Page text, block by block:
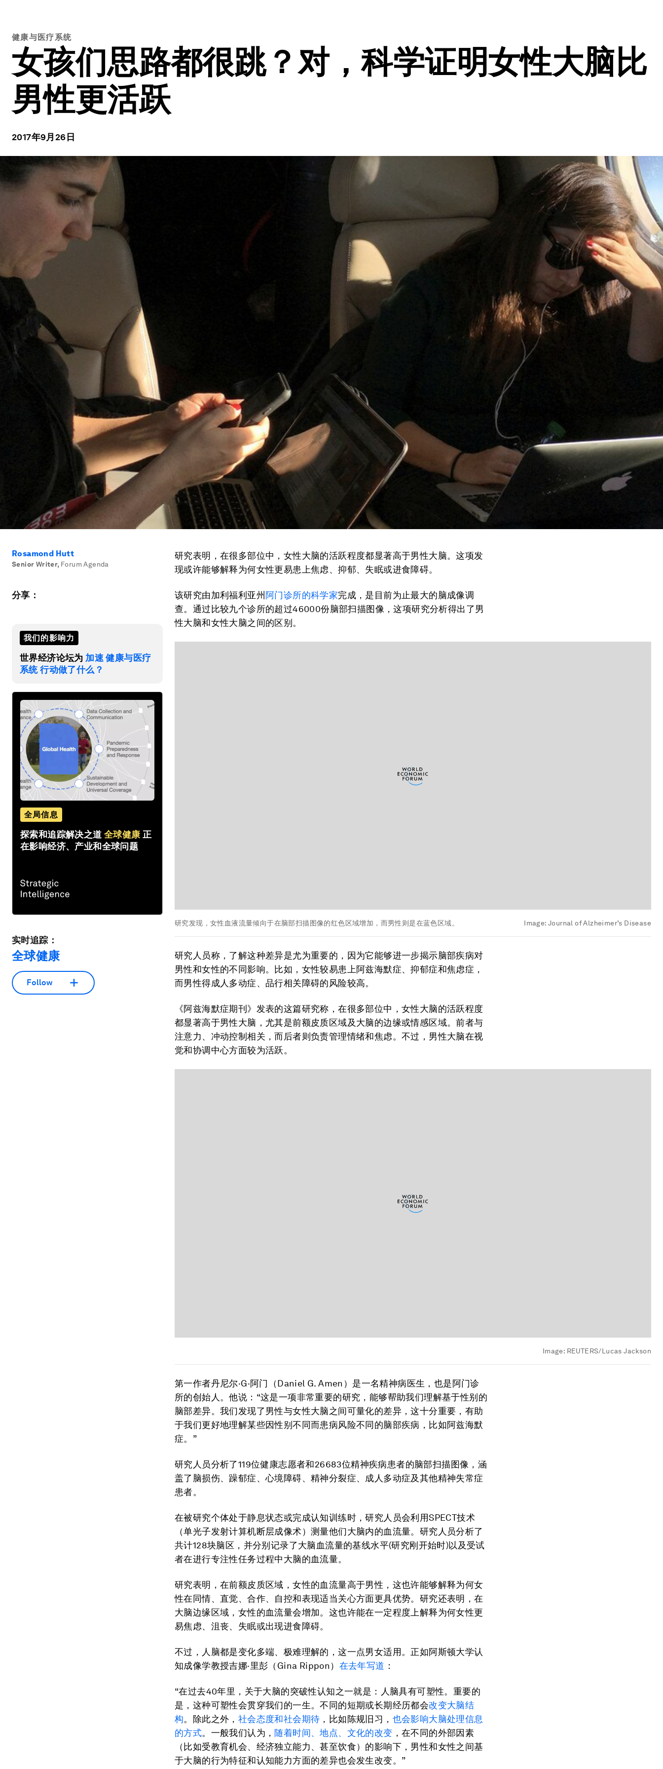
健康与医疗系统
女孩们思路都很跳？对，科学证明女性大脑比
男性更活跃
2017年9月26日
Rosamond Hutt
Senior Writer, Forum Agenda
分享：
我们的影响力
世界经济论坛为 加速 健康与医疗
系统 行动做了什么？
全局信息
探索和追踪解决之道 全球健康 正
在影响经济、产业和全球问题
实时追踪：
全球健康
Follow
研究表明，在很多部位中，女性大脑的活跃程度都显著高于男性大脑。这项发
现或许能够解释为何女性更易患上焦虑、抑郁、失眠或进食障碍。
该研究由加利福利亚州 阿门诊所的科学家完成，是目前为止最大的脑成像调
查。通过比较九个诊所的超过46000份脑部扫描图像，这项研究分析得出了男
性大脑和女性大脑之间的区别。
研究发现，女性血液流量倾向于在脑部扫描图像的红色区域增加，而男性则是在蓝色区域。 Image: Journal of Alzheimer’s Disease
研究人员称，了解这种差异是尤为重要的，因为它能够进一步揭示脑部疾病对
男性和女性的不同影响。比如，女性较易患上阿兹海默症、抑郁症和焦虑症，
而男性得成人多动症、品行相关障碍的风险较高。
《阿兹海默症期刊》发表的这篇研究称，在很多部位中，女性大脑的活跃程度
都显著高于男性大脑，尤其是前额皮质区域及大脑的边缘或情感区域。前者与
注意力、冲动控制相关，而后者则负责管理情绪和焦虑。不过，男性大脑在视
觉和协调中心方面较为活跃。
Image: REUTERS/Lucas Jackson
第一作者丹尼尔·G·阿门（Daniel G. Amen）是一名精神病医生，也是阿门诊
所的创始人。他说：“这是一项非常重要的研究，能够帮助我们理解基于性别的
脑部差异。我们发现了男性与女性大脑之间可量化的差异，这十分重要，有助
于我们更好地理解某些因性别不同而患病风险不同的脑部疾病，比如阿兹海默
症。”
研究人员分析了119位健康志愿者和26683位精神疾病患者的脑部扫描图像，涵
盖了脑损伤、躁郁症、心境障碍、精神分裂症、成人多动症及其他精神失常症
患者。
在被研究个体处于静息状态或完成认知训练时，研究人员会利用SPECT技术
（单光子发射计算机断层成像术）测量他们大脑内的血流量。研究人员分析了
共计128块脑区，并分别记录了大脑血流量的基线水平(研究刚开始时)以及受试
者在进行专注性任务过程中大脑的血流量。
研究表明，在前额皮质区域，女性的血流量高于男性，这也许能够解释为何女
性在同情、直觉、合作、自控和表现适当关心方面更具优势。研究还表明，在
大脑边缘区域，女性的血流量会增加。这也许能在一定程度上解释为何女性更
易焦虑、沮丧、失眠或出现进食障碍。
不过，人脑都是变化多端、极难理解的，这一点男女适用。正如阿斯顿大学认
知成像学教授吉娜·里彭（Gina Rippon） 在去年写道 ：
“在过去40年里，关于大脑的突破性认知之一就是：人脑具有可塑性。重要的
是，这种可塑性会贯穿我们的一生。不同的短期或长期经历都会改变大脑结
构。除此之外， 社会态度和社会期待 ，比如陈规旧习， 也会影响大脑处理信息
的方式。一般我们认为， 随着时间、地点、文化的改变 ，在不同的外部因素
（比如受教育机会、经济独立能力、甚至饮食）的影响下，男性和女性之间基
于大脑的行为特征和认知能力方面的差异也会发生改变。”